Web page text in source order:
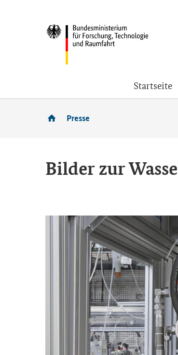
Startseite
Presse
Bil­der zur